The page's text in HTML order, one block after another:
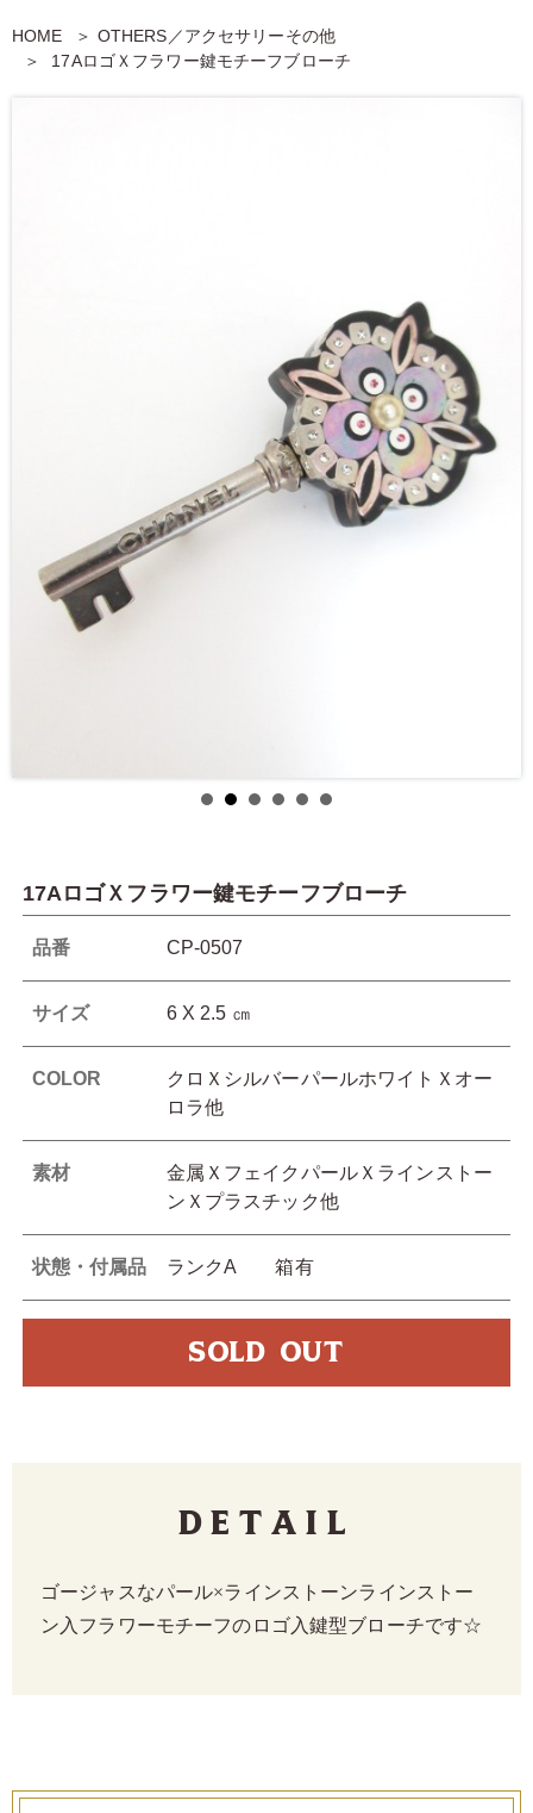
HOME
OTHERS／アクセサリーその他
17AロゴＸフラワー鍵モチーフブローチ
17AロゴＸフラワー鍵モチーフブローチ
品番 CP-0507
サイズ 6 X 2.5 ㎝
COLOR
クロＸシルバーパールホワイトＸオー
ロラ他
素材
金属ＸフェイクパールＸラインストー
ンＸプラスチック他
状態・付属品 ランクA 箱有
SOLD OUT
Detail
ゴージャスなパール×ラインストーンラインストー
ン入フラワーモチーフのロゴ入鍵型ブローチです☆